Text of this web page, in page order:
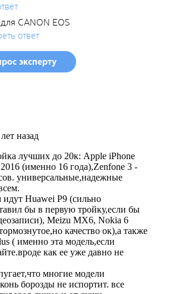
CANON EOS
ответ
эксперту